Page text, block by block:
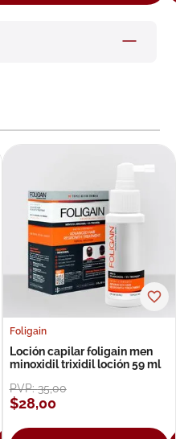
Foligain
Loción capilar foligain men
minoxidil trixidil loción 59 ml
PVP:35,00
$28,00